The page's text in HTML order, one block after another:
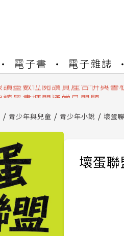
電子書 電子雜誌
讀墨系統維護中，
讀墨書櫃開通常見問題
店服務升級重要說明及資
讀墨系統維護中，
青少年與兒童 青少年小說 壞蛋
壞蛋